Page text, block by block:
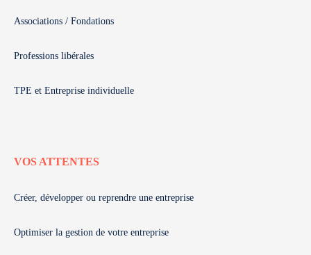
Associations / Fondations
Professions libérales
TPE et Entreprise individuelle
VOS ATTENTES
Créer, développer ou reprendre une entreprise
Optimiser la gestion de votre entreprise